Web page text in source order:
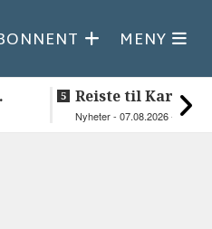
MENY
Reiste til
vie Ellen og
Nyheter - 07.08.2026 - 08:30